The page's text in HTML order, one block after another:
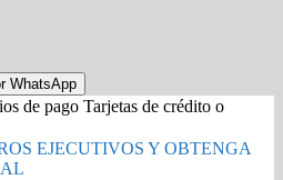
WhatsApp
de pago Tarjetas de crédito o
EJECUTIVOS Y OBTENGA